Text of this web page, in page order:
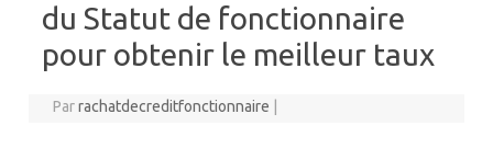
du Statut de fonctionnaire
pour obtenir le meilleur taux
Parrachatdecreditfonctionnaire